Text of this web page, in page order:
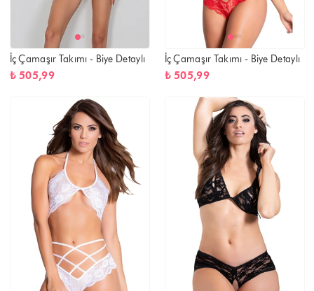
İç Çamaşır Takımı - Biye Detaylı
₺ 505,99
İç Çamaşır Takımı - Biye Detaylı
₺ 505,99